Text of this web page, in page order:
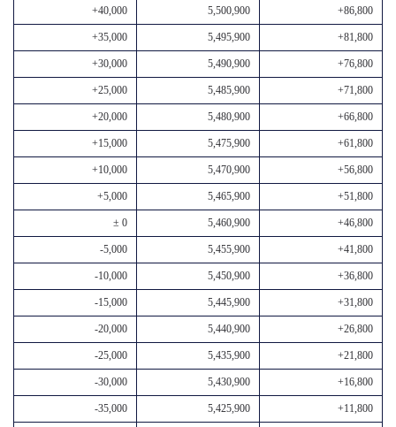
+40,000 5,500,900 +86,800
+35,000 5,495,900 +81,800
+30,000 5,490,900 +76,800
+25,000 5,485,900 +71,800
+20,000 5,480,900 +66,800
+15,000 5,475,900 +61,800
+10,000 5,470,900 +56,800
+5,000 5,465,900 +51,800
± 0 5,460,900 +46,800
-5,000 5,455,900 +41,800
-10,000 5,450,900 +36,800
-15,000 5,445,900 +31,800
-20,000 5,440,900 +26,800
-25,000 5,435,900 +21,800
-30,000 5,430,900 +16,800
-35,000 5,425,900 +11,800